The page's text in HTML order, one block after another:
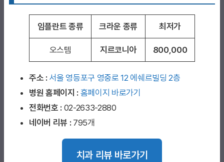
임플란트 종류 크라운 종류 최저가
오스템 지르코니아 800,000
주소 : 서울 영등포구 영중로 12 에쉐르빌딩 2층
병원 홈페이지 : 홈페이지 바로가기
전화번호 : 02-2633-2880
네이버 리뷰 : 795개
치과 리뷰 바로가기